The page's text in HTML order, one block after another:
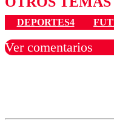
DEPORTES4
Ver comentarios